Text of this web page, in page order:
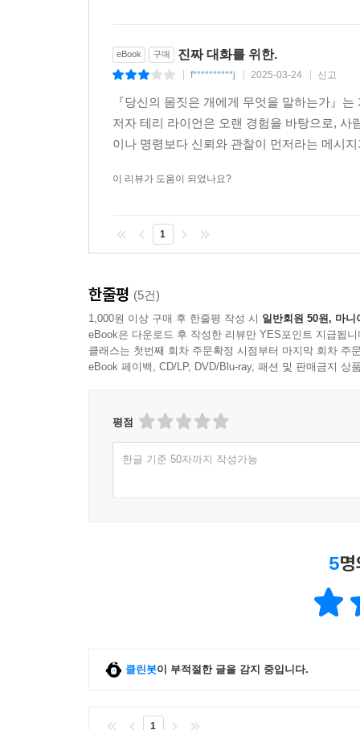
eBook 구매 진짜 대화를 위한.
f**********j 2025-03-24 신고
『당신의 몸짓은 개에게 무엇을 말하는가』
저자 테리 라이언은 오랜 경험을 바탕으로,
이나 명령보다 신뢰와 관찰이 먼저라는 메시
이 리뷰가 도움이 되었나요?
1
한줄평 (5건)
1,000원 이상 구매 후 한줄평 작성 시 일반회원 50원, 마니
eBook은 다운로드 후 작성한 리뷰만 YES포인트 지급됩니
클래스는 첫번째 회차 주문확정 시점부터 마지막 회차 주
eBook 페이백, CD/LP, DVD/Blu-ray, 패션 및 판매금지 상
평점
한글 기준 50자까지 작성가능
5
클린봇이 부적절한 글을 감지 중입니다.
1